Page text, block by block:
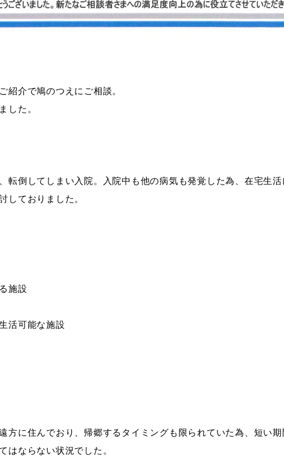
紹介で鳩のつえにご相談。
した。
転倒してしまい入院。入院中も他の病気も発覚した為、在宅生
しておりました。
施設
活可能な施設
方に住んでおり、帰郷するタイミングも限られていた為、短い期
はならない状況でした。